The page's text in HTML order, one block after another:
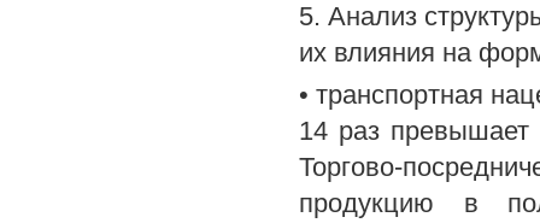
5. Анализ
их влияния на
• транспортная
14 раз превышает
Торгово-
продукцию в